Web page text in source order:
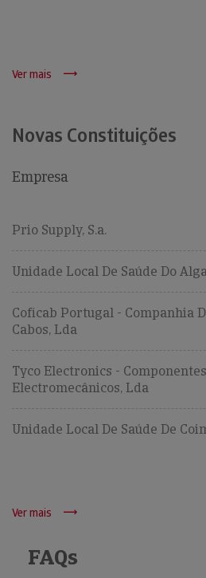
Ver mais
Novas Constituições
Empresa
Prio Supply, S.a.
Unidade Local De Saúde Do
Coficab Portugal - Companhia
Cabos, Lda
Tyco Electronics - Componentes
Electromecânicos, Lda
Unidade Local De Saúde De
Ver mais
FAQs